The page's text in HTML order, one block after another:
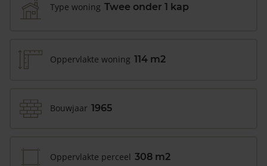
Type woning Twee onder 1 kap
Oppervlakte woning 114 m2
Bouwjaar 1965
Oppervlakte perceel 308 m2